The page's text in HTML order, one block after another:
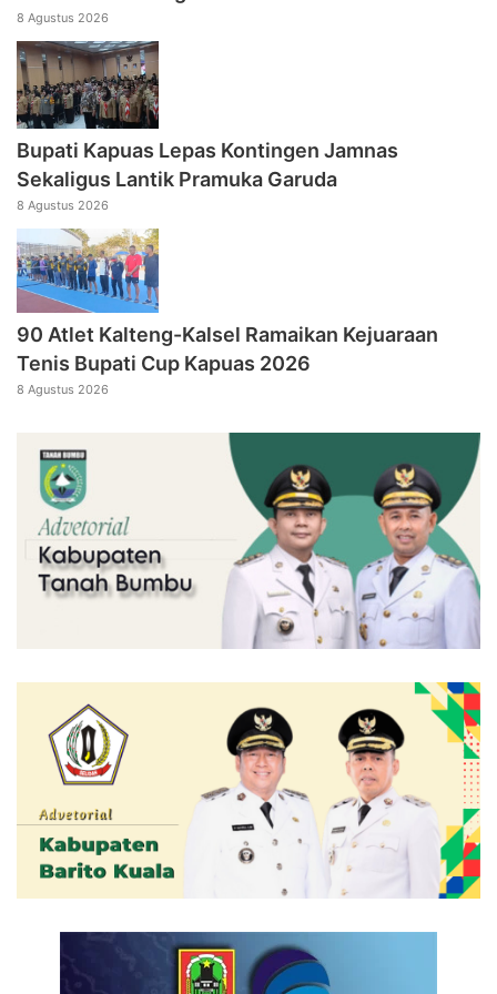
8 Agustus 2026
Bupati Kapuas Lepas Kontingen Jamnas
Sekaligus Lantik Pramuka Garuda
8 Agustus 2026
90 Atlet Kalteng-Kalsel Ramaikan Kejuaraan
Tenis Bupati Cup Kapuas 2026
8 Agustus 2026